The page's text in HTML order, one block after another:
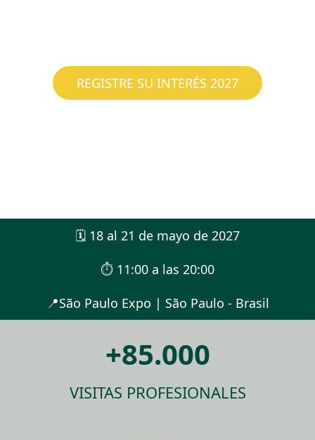
REGISTRE SU INTERÉS 2027
🗓️ 18 al 21 de mayo de 2027
⏱︎ 11:00 a las 20:00
📍São Paulo Expo | São Paulo - Brasil
+85.000
VISITAS PROFESIONALES